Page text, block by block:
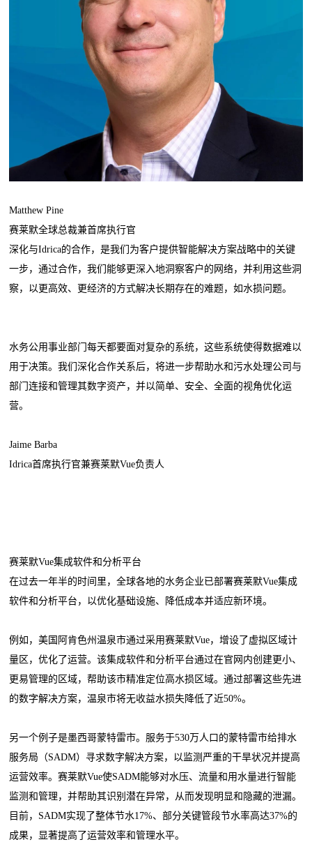
Matthew Pine
赛莱默全球总裁兼首席执行官
深化与Idrica的合作，是我们为客户提供智能解决方案战略中的关键
一步，通过合作，我们能够更深入地洞察客户的网络，并利用这些洞
察，以更高效、更经济的方式解决长期存在的难题，如水损问题。
水务公用事业部门每天都要面对复杂的系统，这些系统使得数据难以
用于决策。我们深化合作关系后，将进一步帮助水和污水处理公司与
部门连接和管理其数字资产，并以简单、安全、全面的视角优化运
营。
Jaime Barba
Idrica首席执行官兼赛莱默Vue负责人
赛莱默Vue集成软件和分析平台
在过去一年半的时间里，全球各地的水务企业已部署赛莱默Vue集成
软件和分析平台，以优化基础设施、降低成本并适应新环境。
例如，美国阿肯色州温泉市通过采用赛莱默Vue，增设了虚拟区域计
量区，优化了运营。该集成软件和分析平台通过在官网内创建更小、
更易管理的区域，帮助该市精准定位高水损区域。通过部署这些先进
的数字解决方案，温泉市将无收益水损失降低了近50%。
另一个例子是墨西哥蒙特雷市。服务于530万人口的蒙特雷市给排水
服务局（SADM）寻求数字解决方案，以监测严重的干旱状况并提高
运营效率。赛莱默Vue使SADM能够对水压、流量和用水量进行智能
监测和管理，并帮助其识别潜在异常，从而发现明显和隐藏的泄漏。
目前，SADM实现了整体节水17%、部分关键管段节水率高达37%的
成果，显著提高了运营效率和管理水平。